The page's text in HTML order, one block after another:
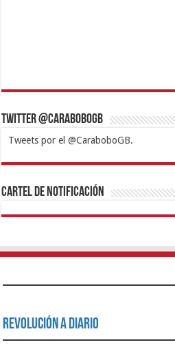
Twitter @CaraboboGB
Tweets por el @CaraboboGB.
1xbetBetturkeyBetistKralbet
https://mvbcasino.com/
Cartel de Notificación
Revolución a Diario